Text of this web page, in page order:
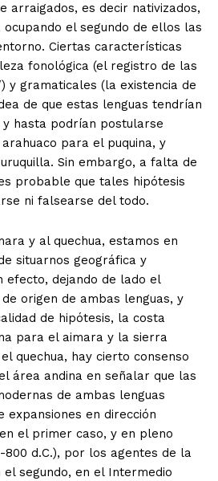
arraigados, es decir nativizados,
el segundo de ellos las
Ciertas características
fonológica (el registro de las
y gramaticales (la existencia de
de que estas lenguas tendrían
y hasta podrían postularse
para el puquina, y
Sin embargo, a falta de
probable que tales hipótesis
ni falsearse del todo.
y al quechua, estamos en
situarnos geográfica y
efecto, dejando de lado el
origen de ambas lenguas, y
de hipótesis, la costa
para el aimara y la sierra
quechua, hay cierto consenso
área andina en señalar que las
de ambas lenguas
expansiones en dirección
el primer caso, y en pleno
800 d.C.), por los agentes de la
el segundo, en el Intermedio